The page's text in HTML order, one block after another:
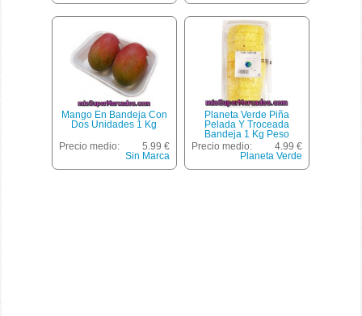
Mango En Bandeja Con
Dos Unidades 1 Kg
Precio medio:
5.99 €
Sin Marca
Planeta Verde Piña
Pelada Y Troceada
Bandeja 1 Kg Peso
Aproximado
Precio medio:
4.99 €
Planeta Verde